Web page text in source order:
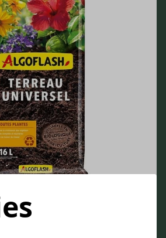
du jardin, du balcon et de la maison